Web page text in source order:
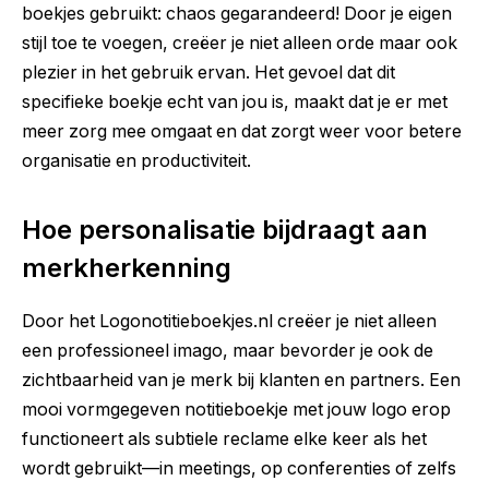
boekjes gebruikt: chaos gegarandeerd! Door je eigen
stijl toe te voegen, creëer je niet alleen orde maar ook
plezier in het gebruik ervan. Het gevoel dat dit
specifieke boekje echt van jou is, maakt dat je er met
meer zorg mee omgaat en dat zorgt weer voor betere
organisatie en productiviteit.
Hoe personalisatie bijdraagt aan
merkherkenning
Door het Logonotitieboekjes.nl creëer je niet alleen
een professioneel imago, maar bevorder je ook de
zichtbaarheid van je merk bij klanten en partners. Een
mooi vormgegeven notitieboekje met jouw logo erop
functioneert als subtiele reclame elke keer als het
wordt gebruikt—in meetings, op conferenties of zelfs